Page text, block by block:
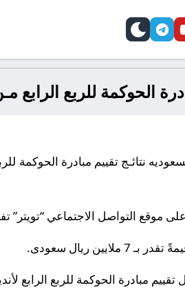
telegram
skin
الحوكمة للربع الرابع
موقع التواصل الاجتماعي “تويتر”
ريال سعودى
.
مبادرة الحوكمة للربع الرابع